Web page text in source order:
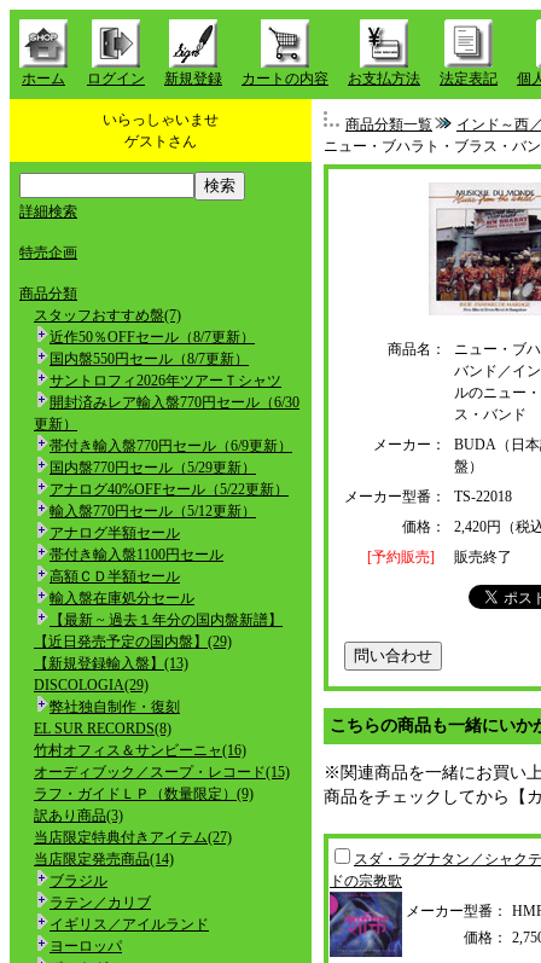
ホーム ログイン 新規登録 カートの内容 お支払方法 法定表記 個
いらっしゃいませ
ゲストさん
詳細検索
特売企画
商品分類
スタッフおすすめ盤(7)
近作50％OFFセール（8/7更新）
国内盤550円セール（8/7更新）
サントロフィ2026年ツアーＴシャツ
開封済みレア輸入盤770円セール（6/30
更新）
帯付き輸入盤770円セール（6/9更新）
国内盤770円セール（5/29更新）
アナログ40%OFFセール（5/22更新）
輸入盤770円セール（5/12更新）
アナログ半額セール
帯付き輸入盤1100円セール
高額ＣＤ半額セール
輸入盤在庫処分セール
【最新 ~ 過去１年分の国内盤新譜】
【近日発売予定の国内盤】(29)
【新規登録輸入盤】(13)
DISCOLOGIA(29)
弊社独自制作・復刻
EL SUR RECORDS(8)
竹村オフィス＆サンビーニャ(16)
オーディブック／スープ・レコード(15)
ラフ・ガイドＬＰ（数量限定）(9)
訳あり商品(3)
当店限定特典付きアイテム(27)
当店限定発売商品(14)
ブラジル
ラテン／カリブ
イギリス／アイルランド
ヨーロッパ
商品分類一覧
インド～西
ニュー・ブハラト・ブラス・バ
商品名：
ニュー・ブ
バンド／イ
ルのニュー
ス・バンド
メーカー：
BUDA（日
盤）
メーカー型番：
TS-22018
価格：
2,420円（税
[予約販売]
販売終了
こちらの商品も一緒にいか
※関連商品を一緒にお買い
商品をチェックしてから【
スダ・ラグナタン／シャク
ドの宗教歌
メーカー型番：
価格：